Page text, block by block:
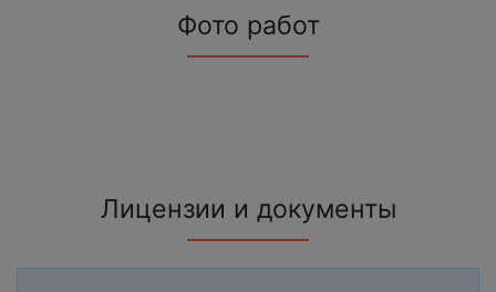
Фото работ
Лицензии и документы